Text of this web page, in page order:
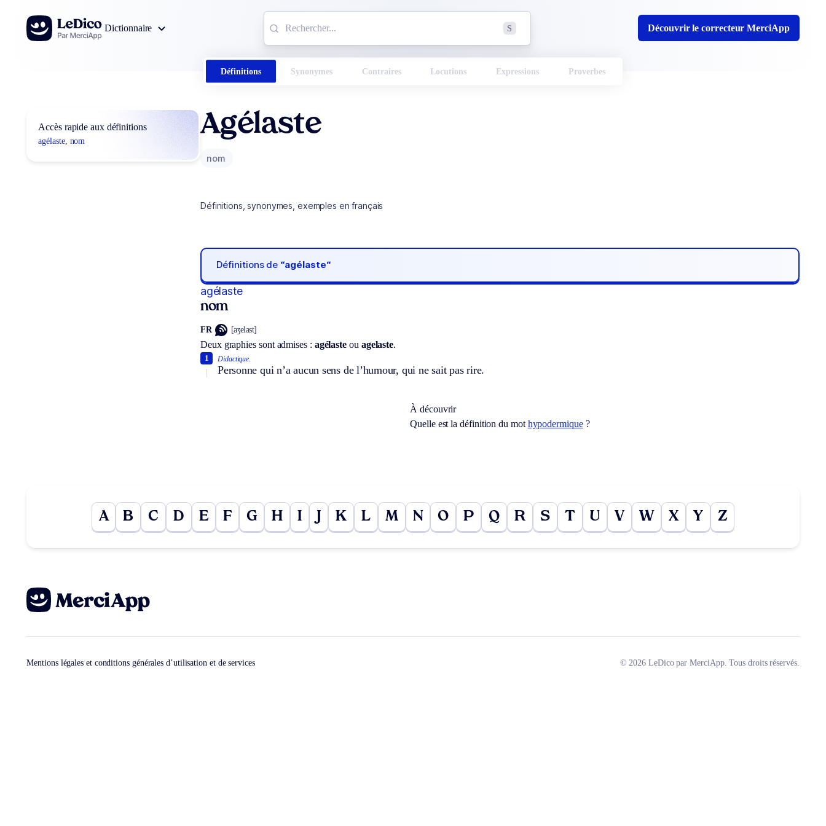
Aller au contenu
Dictionnaire
S Découvrir le correcteur MerciApp
Définitions Synonymes Contraires Locutions Expressions Proverbes
Accès rapide aux définitions
agélaste, nom
Agélaste
nom
Définitions, synonymes, exemples en français
Définitions de “agélaste“
agélaste
nom
FR [aʒelast]
Deux graphies sont admises : agélaste ou agelaste.
Didactique.
Personne qui n’a aucun sens de l’humour, qui ne sait pas rire.
1
À découvrir
Quelle est la définition du mot hypodermique?
A B C D E F G H I K L M N O P Q R S T U V W X Y Z
Mentions légales et conditions générales d’utilisation et de services © 2026 LeDico par MerciApp. Tous droits réservés.